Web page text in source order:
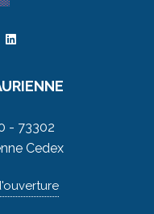
- 73302
Cedex